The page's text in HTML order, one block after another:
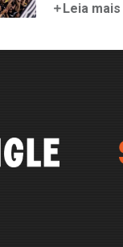
Leia mais